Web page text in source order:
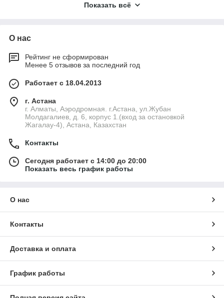
Показать всё
О нас
Рейтинг не сформирован
Менее 5 отзывов за последний год
Работает с 18.04.2013
г. Астана
г. Алматы, Аэродромная. г.Астана, ул.Жубан
Молдагалиев, д. 6, корпус 1.(вход за остановкой
Жагалау-4), Астана, Казахстан
Контакты
Сегодня работает с 14:00 до 20:00
Показать весь график работы
О нас
Контакты
Доставка и оплата
График работы